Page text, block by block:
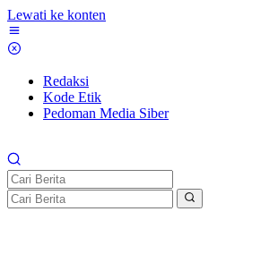
Lewati ke konten
Redaksi
Kode Etik
Pedoman Media Siber